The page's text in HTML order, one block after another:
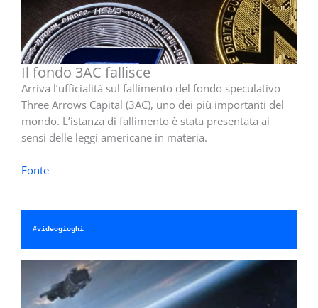
Il fondo 3AC fallisce
Arriva l’ufficialità sul fallimento del fondo speculativo
Three Arrows Capital (3AC), uno dei più importanti del
mondo. L’istanza di fallimento è stata presentata ai
sensi delle leggi americane in materia.
Fonte
#videogioghi